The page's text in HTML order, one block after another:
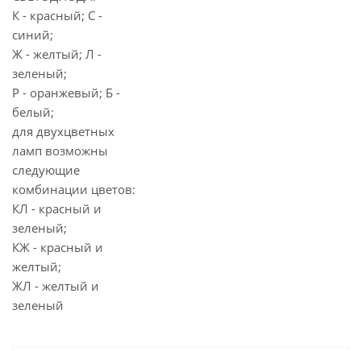
К - красный; С -
синий;
Ж - желтый; Л -
зеленый;
Р - оранжевый; Б -
белый;
для двухцветных
ламп возможны
следующие
комбинации цветов:
КЛ - красный и
зеленый;
КЖ - красный и
желтый;
ЖЛ - желтый и
зеленый